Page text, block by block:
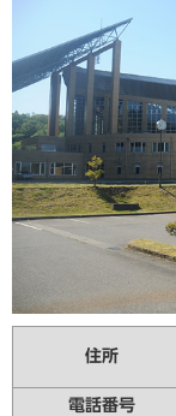
住所
電話番号